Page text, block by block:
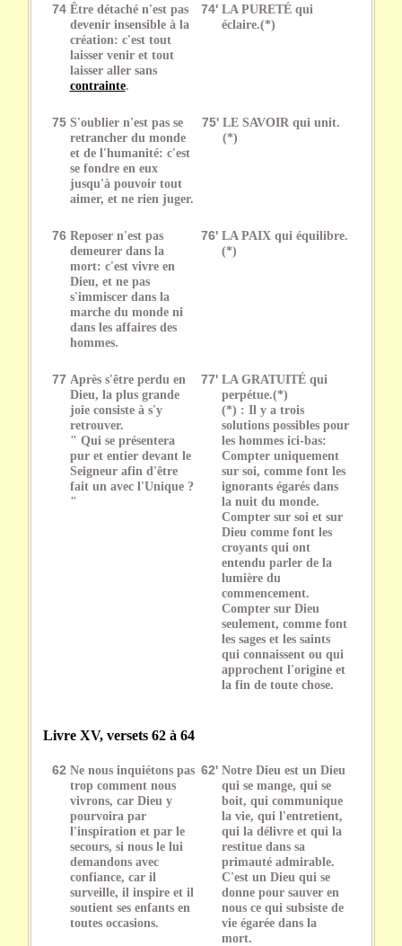
74 Être détaché n'est pas
devenir insensible à la
création: c'est tout
laisser venir et tout
laisser aller sans
contrainte.
74' LA PURETÉ qui
éclaire.(*)
75 S'oublier n'est pas se
retrancher du monde
et de l'humanité: c'est
se fondre en eux
jusqu'à pouvoir tout
aimer, et ne rien juger.
75' LE SAVOIR qui unit.
(*)
76 Reposer n'est pas
demeurer dans la
mort: c'est vivre en
Dieu, et ne pas
s'immiscer dans la
marche du monde ni
dans les affaires des
hommes.
76' LA PAIX qui équilibre.
(*)
77 Après s'être perdu en
Dieu, la plus grande
joie consiste à s'y
retrouver.
" Qui se présentera
pur et entier devant le
Seigneur afin d'être
fait un avec l'Unique ?
"
77' LA GRATUITÉ qui
perpétue.(*)
(*) : Il y a trois
solutions possibles pour
les hommes ici-bas:
Compter uniquement
sur soi, comme font les
ignorants égarés dans
la nuit du monde.
Compter sur soi et sur
Dieu comme font les
croyants qui ont
entendu parler de la
lumière du
commencement.
Compter sur Dieu
seulement, comme font
les sages et les saints
qui connaissent ou qui
approchent l'origine et
la fin de toute chose.
Livre XV, versets 62 à 64
62 Ne nous inquiétons pas
trop comment nous
vivrons, car Dieu y
pourvoira par
l'inspiration et par le
secours, si nous le lui
demandons avec
confiance, car il
surveille, il inspire et il
soutient ses enfants en
toutes occasions.
62' Notre Dieu est un Dieu
qui se mange, qui se
boit, qui communique
la vie, qui l'entretient,
qui la délivre et qui la
restitue dans sa
primauté admirable.
C'est un Dieu qui se
donne pour sauver en
nous ce qui subsiste de
vie égarée dans la
mort.